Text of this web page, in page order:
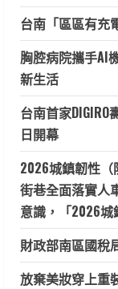
台南「區區有充
胸腔病院攜手AI
新生活
台南首家
日開幕
2026城鎮韌性
街巷全面落實人
意識，「2026城
財政部南區國稅
放棄美妝穿上重